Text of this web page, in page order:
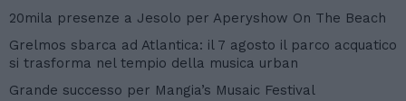
20mila presenze a Jesolo per Aperyshow On The Beach
Grelmos sbarca ad Atlantica: il 7 agosto il parco acquatico
si trasforma nel tempio della musica urban
Grande successo per Mangia’s Musaic Festival